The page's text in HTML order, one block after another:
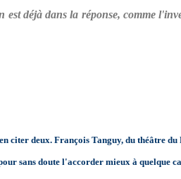
est déjà dans la réponse, comme
citer deux. François Tanguy, du théâtre du
sans doute l'accorder mieux à quelque